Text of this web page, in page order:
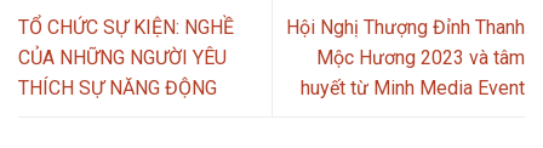
TỔ CHỨC SỰ KIỆN: NGHỀ
CỦA NHỮNG NGƯỜI YÊU
THÍCH SỰ NĂNG ĐỘNG
Hội Nghị Thượng Đỉnh Thanh
Mộc Hương 2023 và tâm
huyết từ Minh Media Event